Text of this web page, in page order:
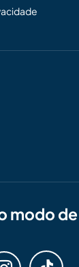
modo